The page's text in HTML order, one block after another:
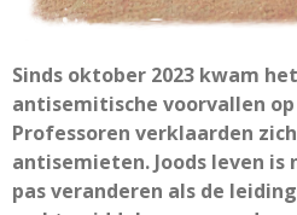
Sinds oktober 2023 kwam
antisemitische voorvallen
Professoren verklaarden
antisemieten. Joods leven
pas veranderen als de